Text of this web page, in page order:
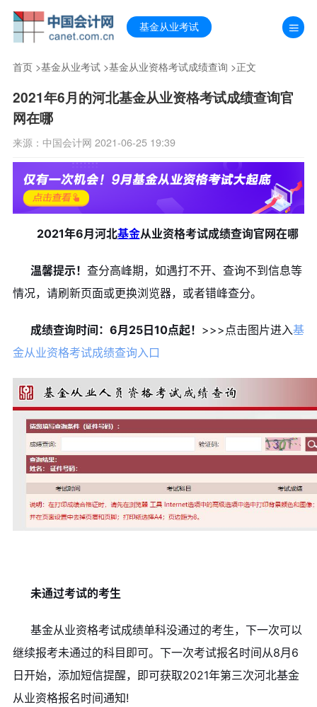
基金从业考试
首页>基金从业考试>基金从业资格考试成绩查询 >正文
2021年6月的河北基金从业资格考试成绩查询官
网在哪
来源：中国会计网 2021-06-25 19:39
2021年6月河北基金从业资格考试成绩查询官网在哪
温馨提示！ 查分高峰期，如遇打不开、查询不到信息等
情况，请刷新页面或更换浏览器，或者错峰查分。
成绩查询时间：6月25日10点起！ >>>点击图片进入基
金从业资格考试成绩查询入口
未通过考试的考生
基金从业资格考试成绩单科没通过的考生，下一次可以
继续报考未通过的科目即可。下一次考试报名时间从8月6
日开始，添加短信提醒，即可获取2021年第三次河北基金
从业资格报名时间通知!